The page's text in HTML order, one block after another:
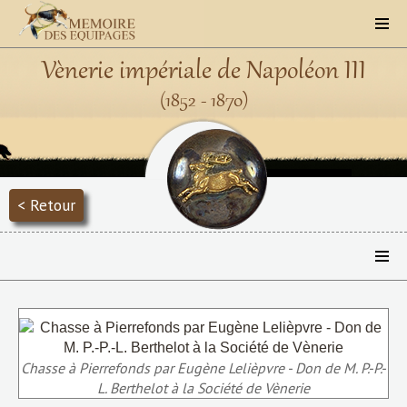
Vènerie impériale de Napoléon III
(1852 - 1870)
< Retour
Chasse à Pierrefonds par Eugène Lelièpvre - Don de M. P.-P.-
L. Berthelot à la Société de Vènerie